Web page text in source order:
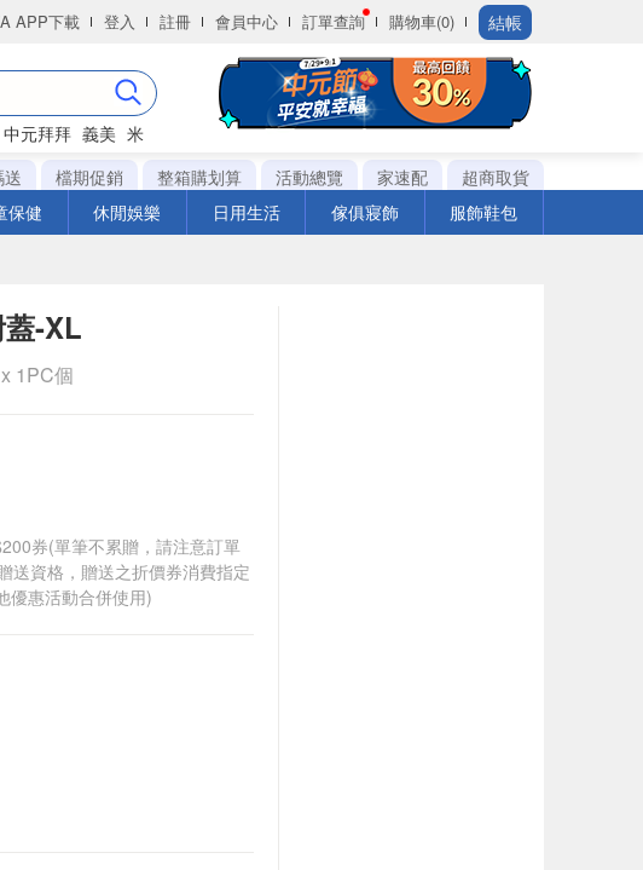
APP下載 登入 註冊 會員中心 訂單查詢 購物車(0) 結帳
中元拜拜 義美 米
檔期促銷 整箱購划算 活動總覽 家速配
超商取貨
保健 休閒娛樂 日用生活 傢俱寢飾 服飾鞋包
-XL
1PC個
券(單筆不累贈，請注意訂單
送資格，贈送之折價券消費指定
優惠活動合併使用)